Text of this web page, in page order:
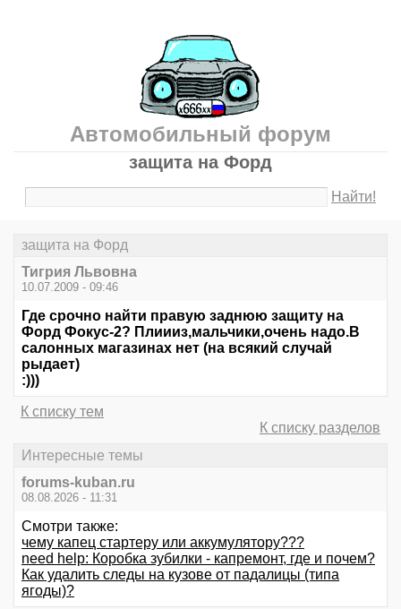
Автомобильный форум
защита на Форд
Найти!
защита на Форд
Тигрия Львовна
10.07.2009 - 09:46
Где срочно найти правую заднюю защиту на
Форд Фокус-2? Плиииз,мальчики,очень надо.В
салонных магазинах нет (на всякий случай
рыдает)
:)))
К списку тем
К списку разделов
Интересные темы
forums-kuban.ru
08.08.2026 - 11:31
Смотри также:
чему капец стартеру или аккумулятору???
need help: Коробка зубилки - капремонт, где и почем?
Как удалить следы на кузове от падалицы (типа
ягоды)?